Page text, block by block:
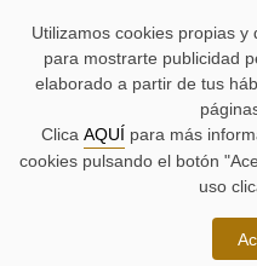
NAVEGACIÓN:
contenido.
parlamentaria.
parlamentarias.
MENÚS
PRINCIPAL
Conoce las Juntas
Utilizamos cookies propias
para mostrarte publicidad
elaborado a partir de tus
Clica AQUÍ para más
cookies pulsando el botón
uso